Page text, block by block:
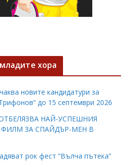
хора
новите кандидатури за
до 15 септември 2026
ОТБЕЛЯЗВА НАЙ-УСПЕШНИЯ
ЗА СПАЙДЪР-МЕН В
рок фест “Вълча пътека”